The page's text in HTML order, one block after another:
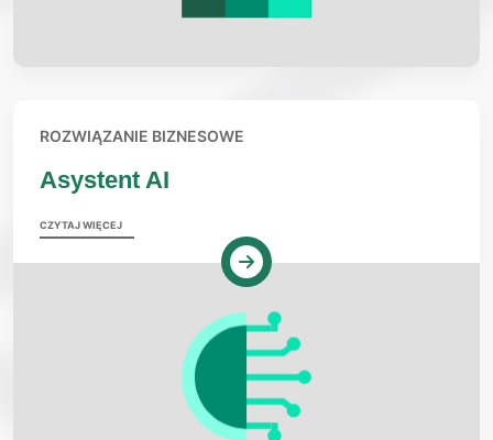
ROZWIĄZANIE BIZNESOWE
Asystent AI
CZYTAJ WIĘCEJ